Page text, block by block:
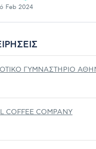
Feb 2024
ΓΥΜΝΑΣΤΗΡΙΟ
COFFEE COMPANY